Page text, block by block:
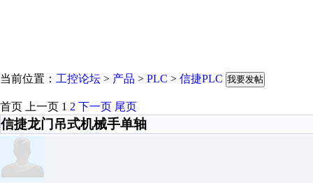
当前位置： 工控论坛 > 产品 > PLC > 信捷PLC 我要发帖
首页 上一页 1 2 下一页 尾页
信捷龙门吊式机械手单轴